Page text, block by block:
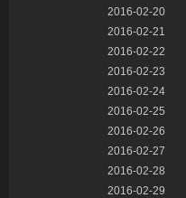
2016-02-20
2016-02-21
2016-02-22
2016-02-23
2016-02-24
2016-02-25
2016-02-26
2016-02-27
2016-02-28
2016-02-29